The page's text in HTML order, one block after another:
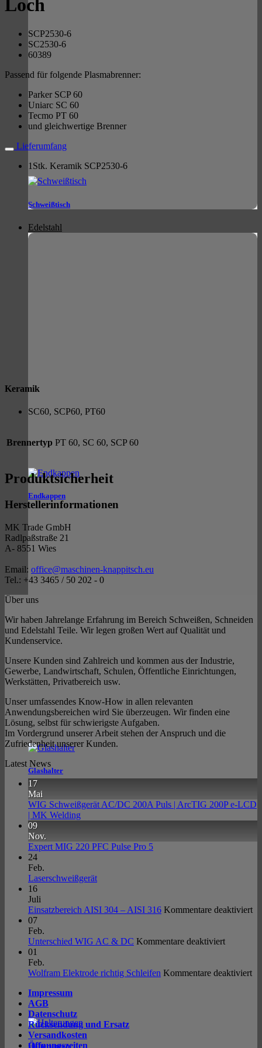
Schweißtisch
Edelstahl
Endkappen
Glashalter
Halterungen
Loch
SCP2530-6
SC2530-6
60389
Passend für folgende Plasmabrenner:
Parker SCP 60
Uniarc SC 60
Tecmo PT 60
und gleichwertige Brenner
Lieferumfang
1Stk. Keramik SCP2530-6
Keramik
SC60, SCP60, PT60
Brennertyp PT 60, SC 60, SCP 60
Produktsicherheit
Herstellerinformationen
MK Trade GmbH
Radlpaßstraße 21
A- 8551 Wies
Email: office@maschinen-knappitsch.eu
Tel.: +43 3465 / 50 202 - 0
Über uns
Wir haben Jahrelange Erfahrung im Bereich Schweißen, Schneiden
und Edelstahl Teile. Wir legen großen Wert auf Qualität und
Kundenservice.
Unsere Kunden sind Zahlreich und kommen aus der Industrie,
Gewerbe, Landwirtschaft, Schulen, Öffentliche Einrichtungen,
Werkstätten, Privatbereich usw.
Unser umfassendes Know-How in allen relevanten
Anwendungsbereichen wird Sie überzeugen. Wir finden eine
Lösung, selbst für schwierigste Aufgaben.
Im Vordergrund unserer Arbeit stehen der Anspruch und die
Zufriedenheit unserer Kunden.
Latest News
17
Mai
WIG Schweißgerät AC/DC 200A Puls | ArcTIG 200P e-LCD
| MK Welding
WIG
200A
ArcTIG
LCD
Welding
09
Nov.
Expert MIG 220 PFC Pulse Pro 5Keine
PFC
5
24
Feb.
LaserschweißgerätKeine
Laserschweißgerät
16
Juli
Einsatzbereich AISI 304 – AISI 316 Kommentare deaktiviertfür
07
Feb.
Unterschied WIG AC & DC Kommentare deaktiviertfür
AC
01
Feb.
Wolfram Elektrode richtig Schleifen Kommentare deaktiviertfür
Impressum
AGB
Datenschutz
Rücksendung und Ersatz
Versandkosten
Öffnungszeiten